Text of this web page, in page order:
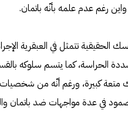
رغم عدم علمه بأنّه باتمان.
الحقيقية تتمثل في العبقرية
الحراسة، كما يتسم سلوكه
كبيرة، ورغم أنّه من شخصيات